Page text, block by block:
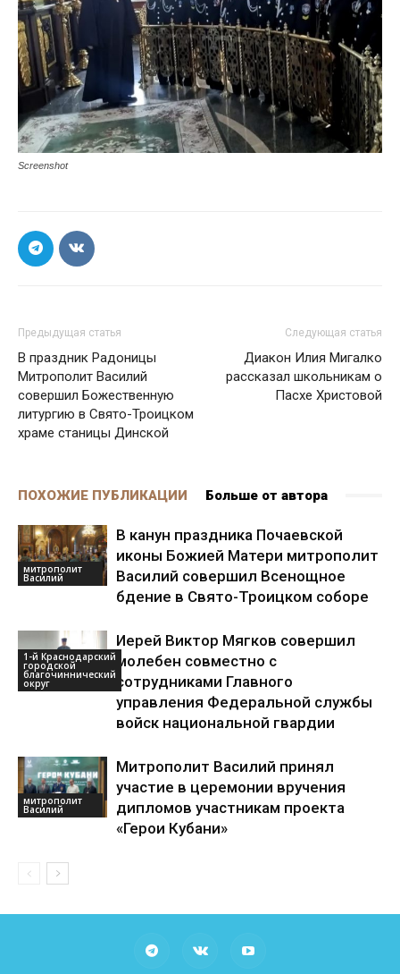
Screenshot
Предыдущая статья
В праздник Радоницы
Митрополит Василий
совершил Божественную
литургию в Свято-Троицком
храме станицы Динской
Следующая статья
Диакон Илия Мигалко
рассказал школьникам о
Пасхе Христовой
ПОХОЖИЕ ПУБЛИКАЦИИ Больше от автора
митрополит
Василий
В канун праздника Почаевской
иконы Божией Матери митрополит
Василий совершил Всенощное
бдение в Свято-Троицком соборе
1-й Краснодарский
городской
благочиннический
округ
Иерей Виктор Мягков совершил
молебен совместно с
сотрудниками Главного
управления Федеральной службы
войск национальной гвардии
митрополит
Василий
Митрополит Василий принял
участие в церемонии вручения
дипломов участникам проекта
«Герои Кубани»